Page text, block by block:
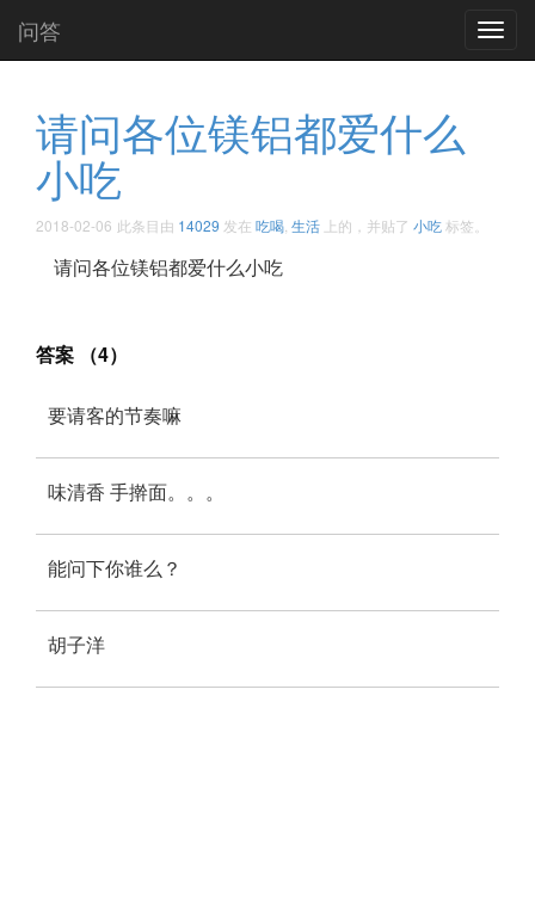
问答
请问各位镁铝都爱什么
小吃 ​​​​
2018-02-06 此条目由 14029 发在 吃喝 生活 上的，并贴了 小吃标签。
请问各位镁铝都爱什么小吃 ​​​​
答案 （4）
要请客的节奏嘛
味清香 手擀面。。。
能问下你谁么？
胡子洋